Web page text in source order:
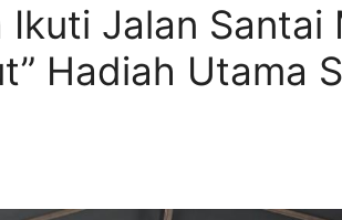
Jalan Santai
Hadiah Utama